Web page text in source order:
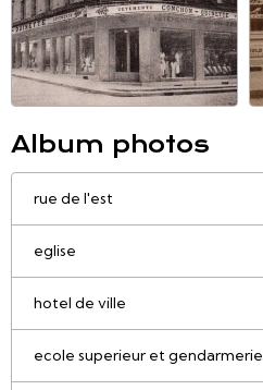
Album photos
rue de l'est
eglise
hotel de ville
ecole superieur et gendarmerie